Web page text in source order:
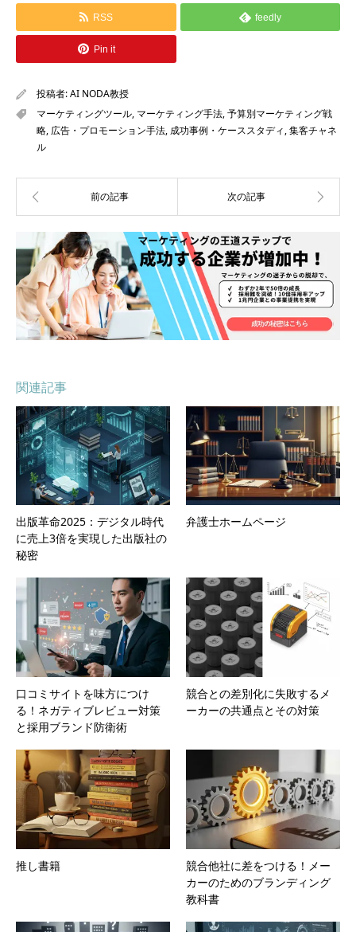
RSS feedly
Pin it
投稿者:AI NODA教授
マーケティングツール, マーケティング手法,予算別マーケティング戦
略, 広告・プロモーション手法, 成功事例・ケーススタディ,集客チャネ
ル
関連記事
出版革命2025：デジタル時代
に売上3倍を実現した出版社の
秘密
弁護士ホームページ
口コミサイトを味方につけ
る！ネガティブレビュー対策
と採用ブランド防衛術
競合との差別化に失敗するメ
ーカーの共通点とその対策
推し書籍
競合他社に差をつける！メー
カーのためのブランディング
教科書